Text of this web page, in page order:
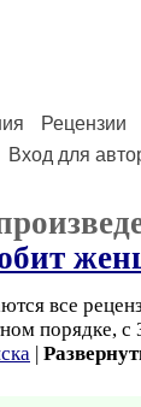
Рецензии
Вход для
все
порядке, с
|